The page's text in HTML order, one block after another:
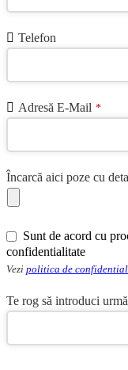
Telefon
Adresă E-Mail *
Company
Name
Încarcă aici poze cu
Sunt de acord cu
confidentialitate
Vezi politica de
Te rog să introduci